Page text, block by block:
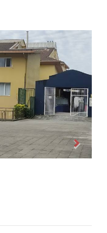
Next